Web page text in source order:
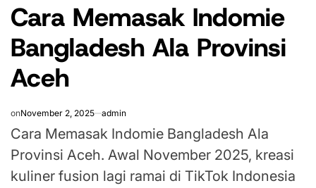
IN
Cara Memasak Indomie
Bangladesh Ala Provinsi
Aceh
onNovember 2, 2025 admin
Cara Memasak Indomie Bangladesh Ala
Provinsi Aceh. Awal November 2025, kreasi
kuliner fusion lagi ramai di TikTok Indonesia